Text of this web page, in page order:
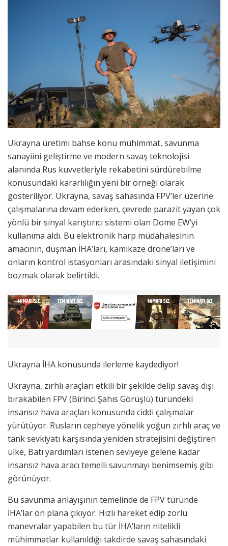
Ukrayna üretimi bahse konu mühimmat, savunma
sanayiini geliştirme ve modern savaş teknolojisi
alanında Rus kuvvetleriyle rekabetini sürdürebilme
konusundaki kararlılığın yeni bir örneği olarak
gösteriliyor. Ukrayna, savaş sahasında FPV’ler üzerine
çalışmalarına devam ederken, çevrede parazit yayan çok
yönlü bir sinyal karıştırıcı sistemi olan Dome EW’yi
kullanıma aldı. Bu elektronik harp müdahalesinin
amacının, düşman İHA’ları, kamikaze drone’ları ve
onların kontrol istasyonları arasındaki sinyal iletişimini
bozmak olarak belirtildi.
Ukrayna İHA konusunda ilerleme kaydediyor!
Ukrayna, zırhlı araçları etkili bir şekilde delip savaş dışı
bırakabilen FPV (Birinci Şahıs Görüşlü) türündeki
insansız hava araçları konusunda ciddi çalışmalar
yürütüyor. Rusların cepheye yönelik yoğun zırhlı araç ve
tank sevkiyatı karşısında yeniden stratejisini değiştiren
ülke, Batı yardımları istenen seviyeye gelene kadar
insansız hava aracı temelli savunmayı benimsemiş gibi
görünüyor.
Bu savunma anlayışının temelinde de FPV türünde
İHA’lar ön plana çıkıyor. Hızlı hareket edip zorlu
manevralar yapabilen bu tür İHA’ların nitelikli
mühimmatlar kullanıldığı takdirde savaş sahasındaki